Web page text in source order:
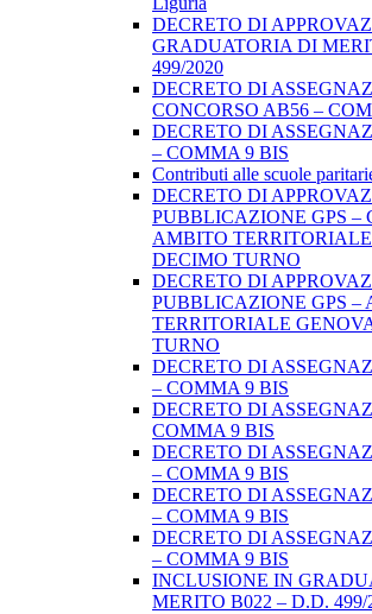
DECRETO DI
GRADUATORIA DI
499/2020
DECRETO DI
CONCORSO AB56 –
DECRETO DI
– COMMA 9 BIS
Contributi alle scuole
DECRETO DI
PUBBLICAZIONE GPS –
AMBITO
DECIMO TURNO
DECRETO DI
PUBBLICAZIONE GPS –
TERRITORIALE
TURNO
DECRETO DI
– COMMA 9 BIS
DECRETO DI
COMMA 9 BIS
DECRETO DI
– COMMA 9 BIS
DECRETO DI
– COMMA 9 BIS
DECRETO DI
– COMMA 9 BIS
INCLUSIONE IN
MERITO B022 – D.D. 499/